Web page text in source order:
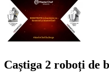
Caștiga 2 roboți de